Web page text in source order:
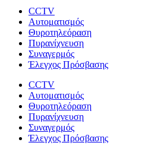
CCTV
Αυτοματισμός
Θυροτηλεόραση
Πυρανίχνευση
Συναγερμός
Έλεγχος Πρόσβασης
CCTV
Αυτοματισμός
Θυροτηλεόραση
Πυρανίχνευση
Συναγερμός
Έλεγχος Πρόσβασης